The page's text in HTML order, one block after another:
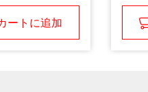
ートに追加